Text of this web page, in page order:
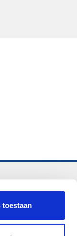
toestaan